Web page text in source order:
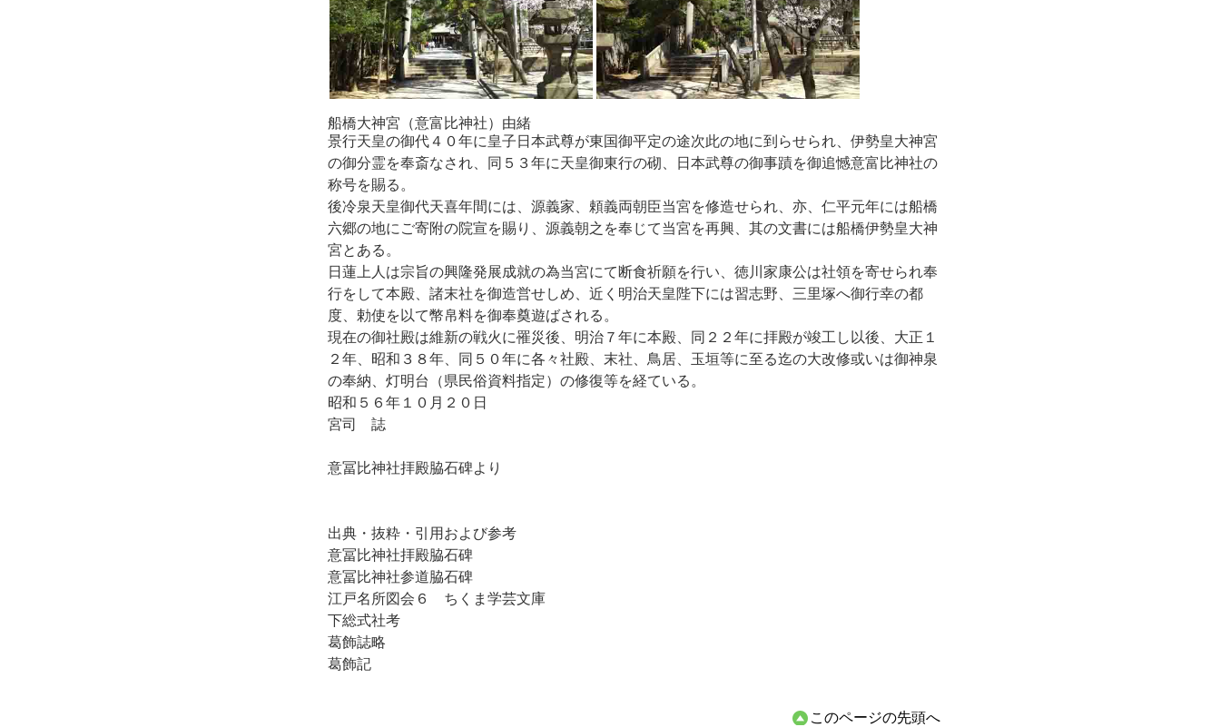
船橋大神宮（意富比神社）由緒
景行天皇の御代４０年に皇子日本武尊が東国御平定の途次此の地に到らせられ、伊勢皇大神宮
の御分霊を奉斎なされ、同５３年に天皇御東行の砌、日本武尊の御事蹟を御追憾意富比神社の
称号を賜る。
後冷泉天皇御代天喜年間には、源義家、頼義両朝臣当宮を修造せられ、亦、仁平元年には船橋
六郷の地にご寄附の院宣を賜り、源義朝之を奉じて当宮を再興、其の文書には船橋伊勢皇大神
宮とある。
日蓮上人は宗旨の興隆発展成就の為当宮にて断食祈願を行い、徳川家康公は社領を寄せられ奉
行をして本殿、諸末社を御造営せしめ、近く明治天皇陛下には習志野、三里塚へ御行幸の都
度、勅使を以て幣帛料を御奉奠遊ばされる。
現在の御社殿は維新の戦火に罹災後、明治７年に本殿、同２２年に拝殿が竣工し以後、大正１
２年、昭和３８年、同５０年に各々社殿、末社、鳥居、玉垣等に至る迄の大改修或いは御神泉
の奉納、灯明台（県民俗資料指定）の修復等を経ている。
昭和５６年１０月２０日
宮司 誌
意冨比神社拝殿脇石碑より
出典・抜粋・引用および参考
意冨比神社拝殿脇石碑
意冨比神社参道脇石碑
江戸名所図会６ ちくま学芸文庫
下総式社考
葛飾誌略
葛飾記
このページの先頭へ